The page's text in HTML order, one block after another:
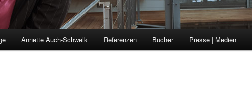
Annette Auch-Schwelk Referenzen Bücher Presse | Medien